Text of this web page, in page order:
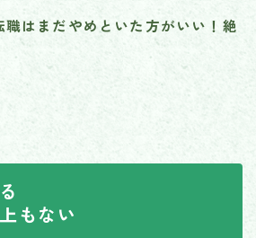
はまだやめといた方がいい！絶
もない